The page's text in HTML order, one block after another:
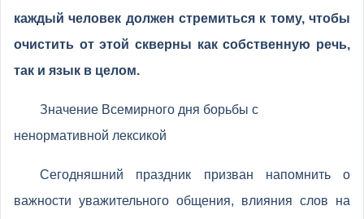
каждый человек должен стремиться к тому, чтобы
очистить от этой скверны как собственную речь,
так и язык в целом.
Значение Всемирного дня борьбы с
ненормативной лексикой
Сегодняшний праздник призван напомнить о
важности уважительного общения, влияния слов на